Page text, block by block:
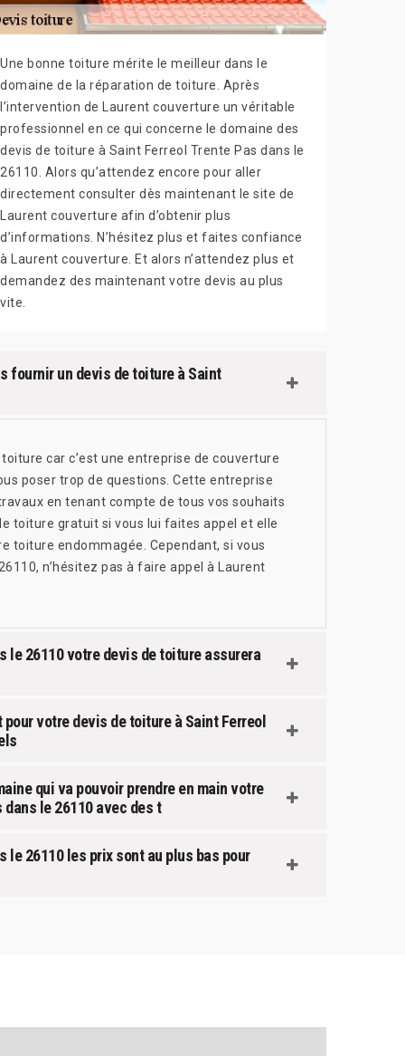
Une bonne toiture mérite le meilleur dans le
domaine de la réparation de toiture. Après
l’intervention de Laurent couverture un véritable
professionnel en ce qui concerne le domaine des
devis de toiture à Saint Ferreol Trente Pas dans le
26110. Alors qu’attendez encore pour aller
directement consulter dès maintenant le site de
Laurent couverture afin d’obtenir plus
d’informations. N’hésitez plus et faites confiance
à Laurent couverture. Et alors n’attendez plus et
demandez des maintenant votre devis au plus
vite.
fournir un devis de toiture à Saint
car c’est une entreprise de couverture
poser trop de questions. Cette entreprise
en tenant compte de tous vos souhaits
toiture gratuit si vous lui faites appel et elle
toiture endommagée. Cependant, si vous
n’hésitez pas à faire appel à Laurent
le 26110 votre devis de toiture assurera
votre devis de toiture à Saint Ferreol
qui va pouvoir prendre en main votre
le 26110 avec des t
le 26110 les prix sont au plus bas pour